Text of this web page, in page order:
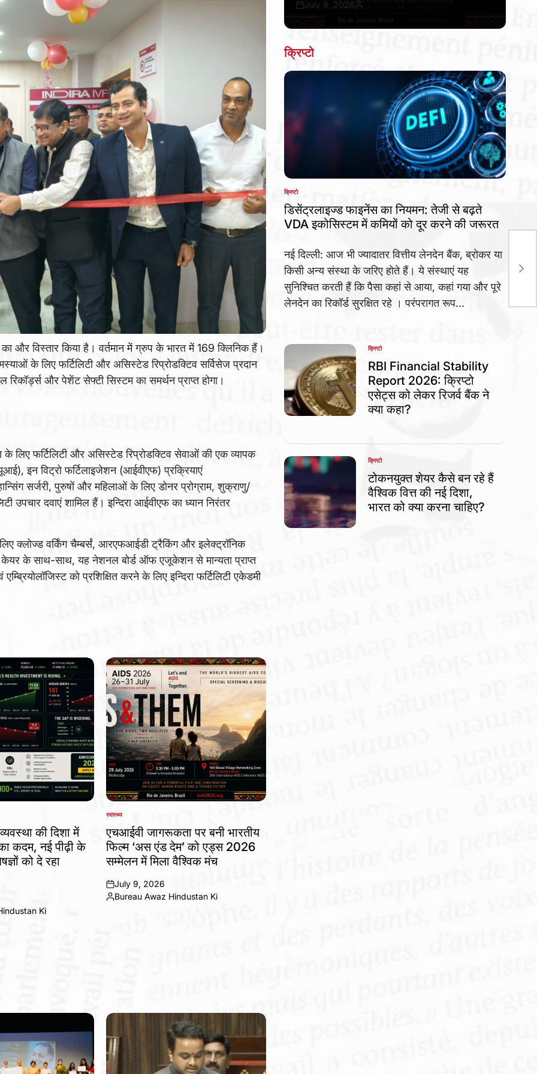
और विस्तार किया है। वर्तमान में ग्रुप के भारत में 169 क्लिनिक हैं।
के लिए फर्टिलिटी और असिस्टेड रिप्रोडक्टिव सर्विसेज प्रदान
और पेशेंट सेफ्टी सिस्टम का समर्थन प्राप्त होगा।
के लिए फर्टिलिटी और असिस्टेड रिप्रोडक्टिव सेवाओं की एक व्यापक
इन विट्रो फर्टिलाइजेशन (आईवीएफ) प्रक्रियाएं
सर्जरी, पुरुषों और महिलाओं के लिए डोनर प्रोग्राम, शुक्राणु/
उपचार दवाएं शामिल हैं। इन्दिरा आईवीएफ का ध्यान निरंतर
क्लोज्ड वर्किंग चैम्बर्सं, आरएफआईडी ट्रैकिंग और इलेक्ट्रॉनिक
के साथ-साथ, यह नेशनल बोर्ड ऑफ एजूकेशन से मान्यता प्राप्त
को प्रशिक्षित करने के लिए इन्दिरा फर्टिलिटी एकेडमी
की दिशा में
कदम, नई पीढ़ी के
को दे रहा
Ki
POSTED
IN
स्वास्थ्य
एचआईवी जागरूकता पर बनी भारतीय
फिल्म ‘अस एंड देम’ को एड्स 2026
सम्मेलन में मिला वैश्विक मंच
on
July 9, 2026
Posted
Bureau Awaz Hindustan Ki
Post
July 9, 2026
By:
क्रिप्टो
POSTED
IN
क्रिप्टो
डिसेंट्रलाइज्ड फाइनेंस का नियमन: तेजी से बढ़ते
VDA इकोसिस्टम में कमियों को दूर करने की जरूरत
नई दिल्ली: आज भी ज्यादातर वित्तीय लेनदेन बैंक, ब्रोकर या
किसी अन्य संस्था के जरिए होते हैं। ये संस्थाएं यह
सुनिश्चित करती हैं कि पैसा कहां से आया, कहां गया और पूरे
लेनदेन का रिकॉर्ड सुरक्षित रहे । परंपरागत रूप...
POSTED
IN
क्रिप्टो
RBI Financial Stability
Report 2026: क्रिप्टो
एसेट्स को लेकर रिजर्व बैंक ने
क्या कहा?
POSTED
IN
क्रिप्टो
टोकनयुक्त शेयर कैसे बन रहे हैं
वैश्विक वित्त की नई दिशा,
भारत को क्या करना चाहिए?